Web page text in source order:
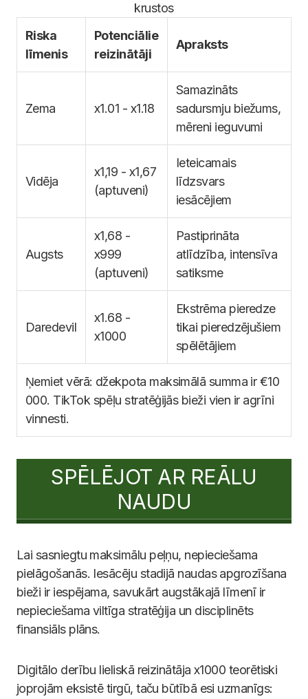
krustos
Riska
līmenis
Potenciālie
reizinātāji
Apraksts
Zema x1.01 - x1.18
Samazināts
sadursmju biežums,
mēreni ieguvumi
Vidēja
x1,19 - x1,67
(aptuveni)
Ieteicamais
līdzsvars
iesācējiem
Augsts
x1,68 -
x999
(aptuveni)
Pastiprināta
atlīdzība, intensīva
satiksme
Daredevil
x1.68 -
x1000
Ekstrēma pieredze
tikai pieredzējušiem
spēlētājiem
Ņemiet vērā: džekpota maksimālā summa ir €10
000. TikTok spēļu stratēģijās bieži vien ir agrīni
vinnesti.
SPĒLĒJOT AR REĀLU
NAUDU
Lai sasniegtu maksimālu peļņu, nepieciešama
pielāgošanās. Iesācēju stadijā naudas apgrozīšana
bieži ir iespējama, savukārt augstākajā līmenī ir
nepieciešama viltīga stratēģija un disciplinēts
finansiāls plāns.
Digitālo derību lieliskā reizinātāja x1000 teorētiski
joprojām eksistē tirgū, taču būtībā esi uzmanīgs: